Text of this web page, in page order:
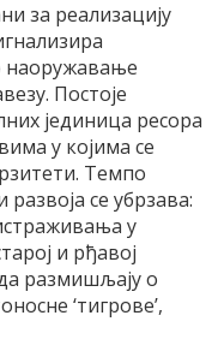
за реализацију
наоружавање
Постоје
јединица ресора
у којима се
Темпо
се убрзава:
у
и рђавој
размишљају о
‘тигрове’,